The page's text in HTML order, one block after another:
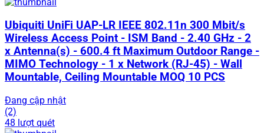
Ubiquiti UniFi UAP-LR IEEE 802.11n 300 Mbit/s
Wireless Access Point - ISM Band - 2.40 GHz - 2
x Antenna(s) - 600.4 ft Maximum Outdoor Range -
MIMO Technology - 1 x Network (RJ-45) - Wall
Mountable, Ceiling Mountable MOQ 10 PCS
Đang cập nhật
(2)
48 lượt quét